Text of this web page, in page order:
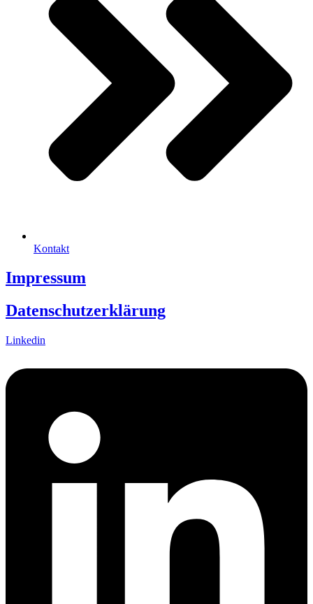
Kontakt
Impressum
Datenschutzerklärung
Linkedin